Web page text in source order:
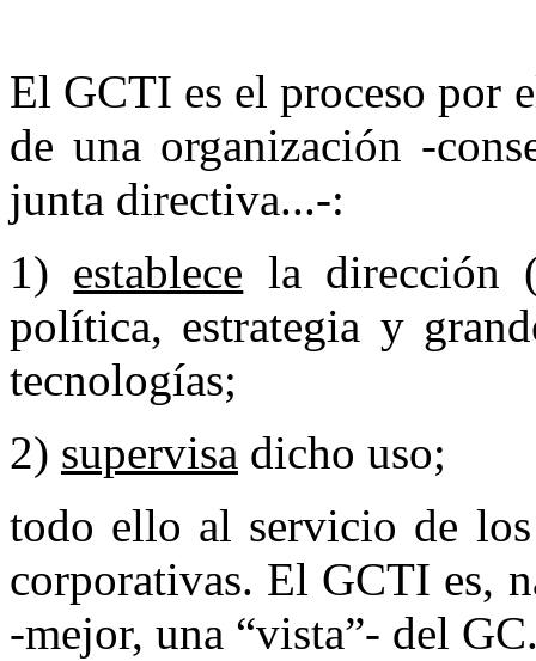
El GCTI es el proceso por
de una organización -
junta directiva...-:
1) establece la dirección
política, estrategia y
tecnologías;
2) supervisa dicho uso;
todo ello al servicio de
corporativas. El GCTI es,
-mejor, una “vista”- del